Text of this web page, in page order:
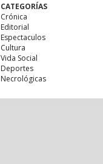
CATEGORÍAS
Crónica
Editorial
Espectaculos
Cultura
Vida Social
Deportes
Necrológicas